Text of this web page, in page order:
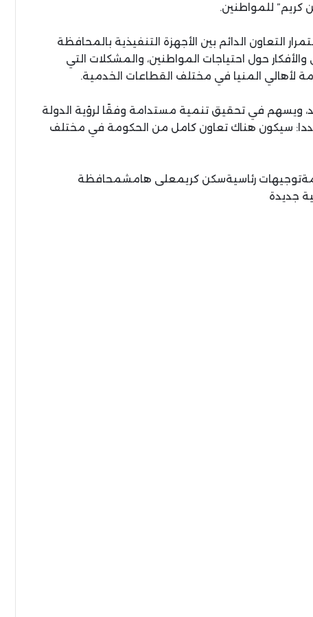
كريم” للمواطنين.
التعاون الدائم بين الأجهزة التنفيذية بالمحافظة
حول احتياجات المواطنين، والمشكلات التي
لأهالي المنيا في مختلف القطاعات الخدمية.
ويسهم في تحقيق تنمية مستدامة وفقًا لرؤية الدولة
مشددا: سيكون هناك تعاون كامل من الحكومة في مختلف
رئاسيةسكن كريمعلى هامشمحافظة
جديدة